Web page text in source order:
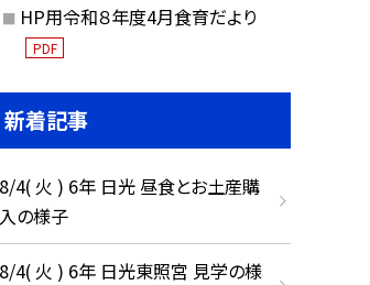
HP用令和８年度4月食育だより
PDF
新着記事
8/4( 火 ) 6年 日光 昼食とお土産購
入の様子
8/4( 火 ) 6年 日光東照宮 見学の様